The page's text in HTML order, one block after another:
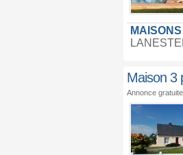
Maison 3
Annonce